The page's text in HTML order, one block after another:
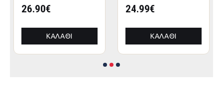
26.90€
ΚΑΛΆΘΙ
HM449 ΓΚΡΙ
24.99€
ΚΑΛΆΘΙ